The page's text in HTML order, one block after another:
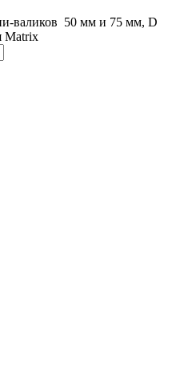
валиков 50 мм и 75 мм, D
Matrix